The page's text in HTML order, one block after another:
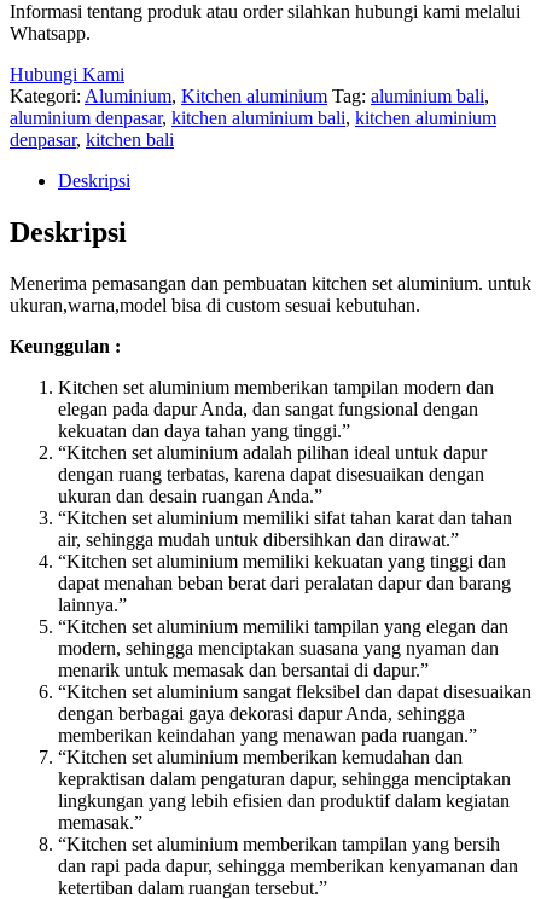
Informasi tentang produk atau order silahkan hubungi kami melalui
Whatsapp.
Hubungi Kami
Kategori: Aluminium, Kitchen aluminium Tag: aluminium bali,
aluminium denpasar, kitchen aluminium bali, kitchen aluminium
denpasar, kitchen bali
Deskripsi
Deskripsi
Menerima pemasangan dan pembuatan kitchen set aluminium. untuk
ukuran,warna,model bisa di custom sesuai kebutuhan.
Keunggulan :
Kitchen set aluminium memberikan tampilan modern dan
elegan pada dapur Anda, dan sangat fungsional dengan
kekuatan dan daya tahan yang tinggi.”
“Kitchen set aluminium adalah pilihan ideal untuk dapur
dengan ruang terbatas, karena dapat disesuaikan dengan
ukuran dan desain ruangan Anda.”
“Kitchen set aluminium memiliki sifat tahan karat dan tahan
air, sehingga mudah untuk dibersihkan dan dirawat.”
“Kitchen set aluminium memiliki kekuatan yang tinggi dan
dapat menahan beban berat dari peralatan dapur dan barang
lainnya.”
“Kitchen set aluminium memiliki tampilan yang elegan dan
modern, sehingga menciptakan suasana yang nyaman dan
menarik untuk memasak dan bersantai di dapur.”
“Kitchen set aluminium sangat fleksibel dan dapat disesuaikan
dengan berbagai gaya dekorasi dapur Anda, sehingga
memberikan keindahan yang menawan pada ruangan.”
“Kitchen set aluminium memberikan kemudahan dan
kepraktisan dalam pengaturan dapur, sehingga menciptakan
lingkungan yang lebih efisien dan produktif dalam kegiatan
memasak.”
“Kitchen set aluminium memberikan tampilan yang bersih
dan rapi pada dapur, sehingga memberikan kenyamanan dan
ketertiban dalam ruangan tersebut.”